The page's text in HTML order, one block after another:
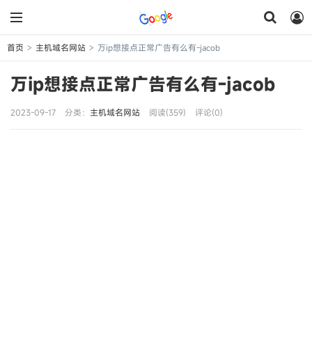
首页 > 主机域名网站 > 万ip想接点正常广告有么有-jacob
万ip想接点正常广告有么有-jacob
2023-09-17 分类： 主机域名网站 阅读(359) 评论(0)